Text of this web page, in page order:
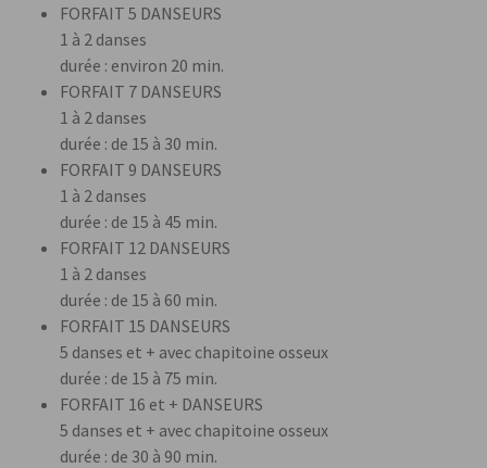
FORFAIT 5 DANSEURS
1 à 2 danses
durée : environ 20 min.
FORFAIT 7 DANSEURS
1 à 2 danses
durée : de 15 à 30 min.
FORFAIT 9 DANSEURS
1 à 2 danses
durée : de 15 à 45 min.
FORFAIT 12 DANSEURS
1 à 2 danses
durée : de 15 à 60 min.
FORFAIT 15 DANSEURS
5 danses et + avec chapitoine osseux
durée : de 15 à 75 min.
FORFAIT 16 et + DANSEURS
5 danses et + avec chapitoine osseux
durée : de 30 à 90 min.